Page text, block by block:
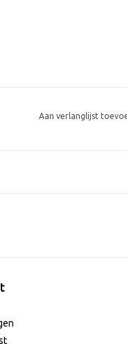
Aan verlanglijst